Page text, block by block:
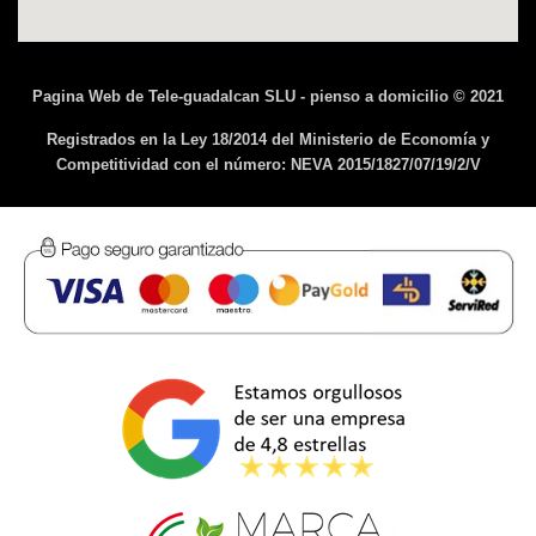
Pagina Web de Tele-guadalcan SLU - pienso a domicilio © 2021
Registrados en la Ley 18/2014 del Ministerio de Economía y
Competitividad con el número: NEVA 2015/1827/07/19/2/V